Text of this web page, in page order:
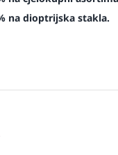
na dioptrijska stakla.